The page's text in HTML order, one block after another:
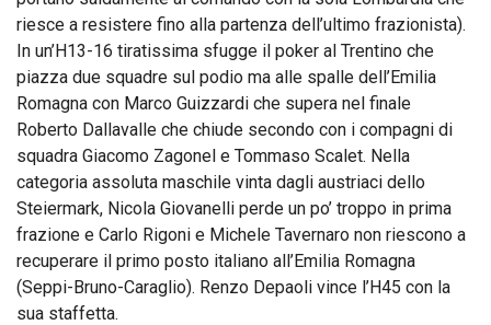
riesce a resistere fino alla partenza dell’ultimo frazionista).
In un’H13-16 tiratissima sfugge il poker al Trentino che
piazza due squadre sul podio ma alle spalle dell’Emilia
Romagna con Marco Guizzardi che supera nel finale
Roberto Dallavalle che chiude secondo con i compagni di
squadra Giacomo Zagonel e Tommaso Scalet. Nella
categoria assoluta maschile vinta dagli austriaci dello
Steiermark, Nicola Giovanelli perde un po’ troppo in prima
frazione e Carlo Rigoni e Michele Tavernaro non riescono a
recuperare il primo posto italiano all’Emilia Romagna
(Seppi-Bruno-Caraglio). Renzo Depaoli vince l’H45 con la
sua staffetta.